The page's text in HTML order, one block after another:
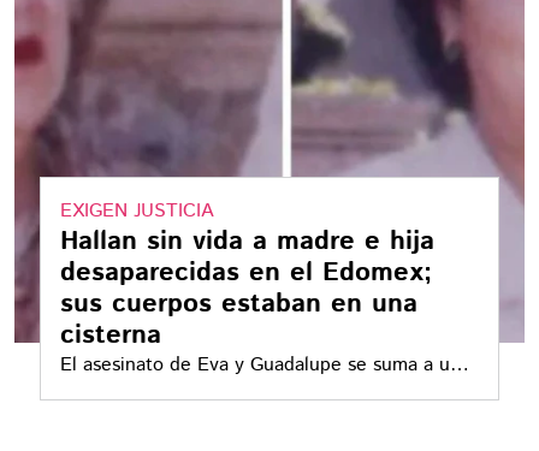
EXIGEN JUSTICIA
Hallan sin vida a madre e hija
desaparecidas en el Edomex;
sus cuerpos estaban en una
cisterna
El asesinato de Eva y Guadalupe se suma a una
larga lista de casos que reflejan la crisis de